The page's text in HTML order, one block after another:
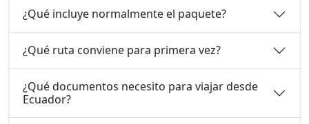
¿Qué incluye normalmente el paquete?
¿Qué ruta conviene para primera vez?
¿Qué documentos necesito para viajar desde
Ecuador?